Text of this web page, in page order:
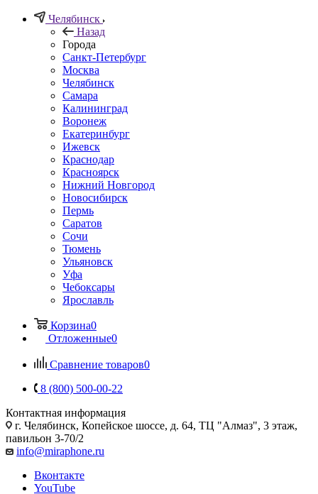
Челябинск
Назад
Города
Санкт-Петербург
Москва
Челябинск
Самара
Калининград
Воронеж
Екатеринбург
Ижевск
Краснодар
Красноярск
Нижний Новгород
Новосибирск
Пермь
Саратов
Сочи
Тюмень
Ульяновск
Уфа
Чебоксары
Ярославль
Корзина0
Отложенные0
Сравнение товаров0
8 (800) 500-00-22
Контактная информация
г. Челябинск, Копейское шоссе, д. 64, ТЦ "Алмаз", 3 этаж,
павильон 3-70/2
info@miraphone.ru
Вконтакте
YouTube